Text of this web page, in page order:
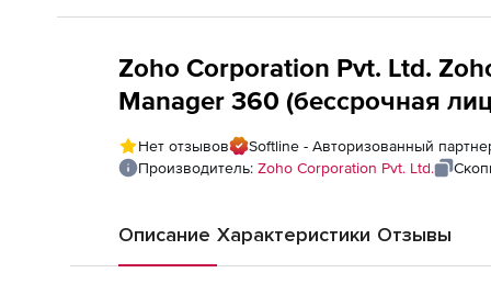
Zoho Corporation Pvt. Ltd.
Manager 360 (бессрочная
Single Installation), fee for 5000
Нет отзывов
Softline - Авторизованный
Производитель: Zoho Corporation Pvt. Ltd.
Описание Характеристики Отзывы